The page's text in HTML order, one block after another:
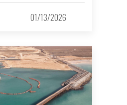
01/13/2026